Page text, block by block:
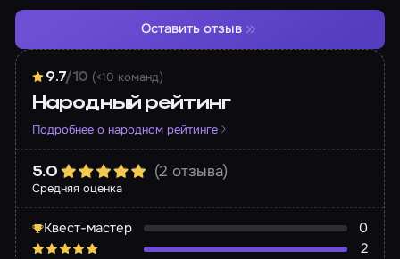
9.7/10 (<10 команд)
Народный рейтинг
Подробнее о народном рейтинге
Средняя оценка
5.0 (2 отзыва)
Квест-мастер
0
2
Оставить отзыв